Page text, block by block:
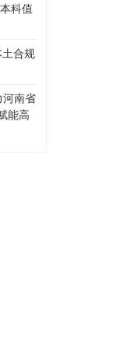
科值
合规
河南省
能高